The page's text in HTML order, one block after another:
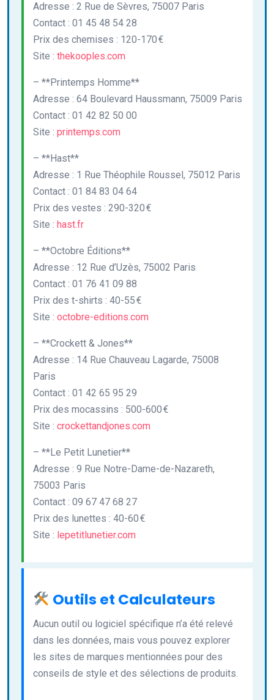
Adresse : 2 Rue de Sèvres, 75007 Paris
Contact : 01 45 48 54 28
Prix des chemises : 120-170 €
Site : thekooples.com
– **Printemps Homme**
Adresse : 64 Boulevard Haussmann, 75009 Paris
Contact : 01 42 82 50 00
Site : printemps.com
– **Hast**
Adresse : 1 Rue Théophile Roussel, 75012 Paris
Contact : 01 84 83 04 64
Prix des vestes : 290-320 €
Site : hast.fr
– **Octobre Éditions**
Adresse : 12 Rue d’Uzès, 75002 Paris
Contact : 01 76 41 09 88
Prix des t-shirts : 40-55 €
Site : octobre-editions.com
– **Crockett & Jones**
Adresse : 14 Rue Chauveau Lagarde, 75008
Paris
Contact : 01 42 65 95 29
Prix des mocassins : 500-600 €
Site : crockettandjones.com
– **Le Petit Lunetier**
Adresse : 9 Rue Notre-Dame-de-Nazareth,
75003 Paris
Contact : 09 67 47 68 27
Prix des lunettes : 40-60 €
Site : lepetitlunetier.com
Outils et Calculateurs
Aucun outil ou logiciel spécifique n’a été relevé
dans les données, mais vous pouvez explorer
les sites de marques mentionnées pour des
conseils de style et des sélections de produits.